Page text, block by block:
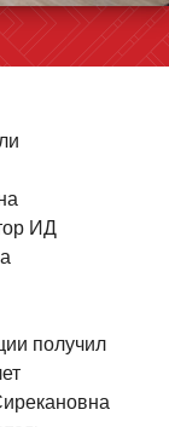
ИД
получил